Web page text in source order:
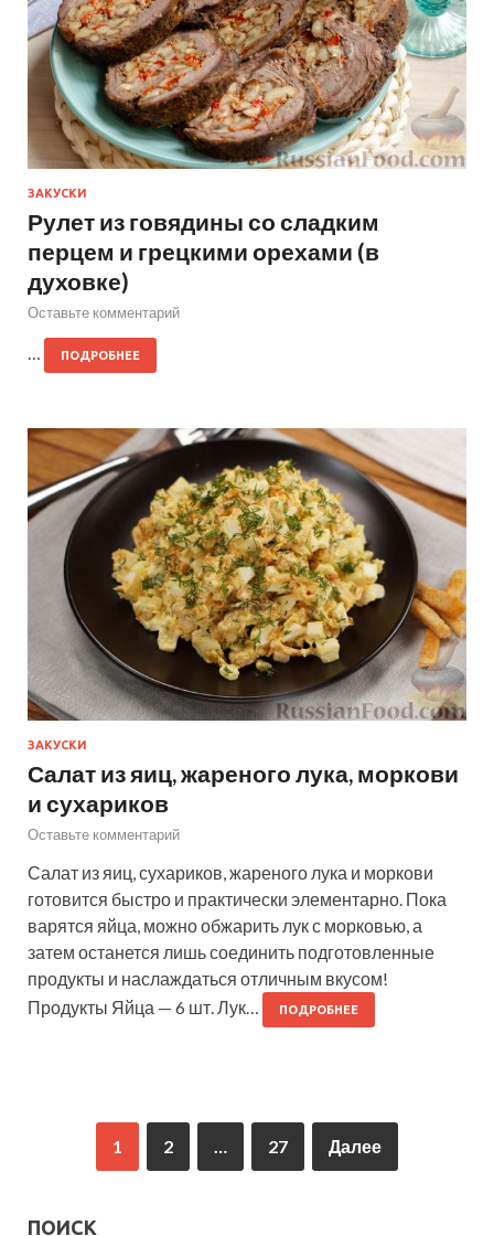
ЗАКУСКИ
Рулет из говядины со сладким
перцем и грецкими орехами (в
духовке)
Оставьте комментарий
ПОДРОБНЕЕ
ЗАКУСКИ
Салат из яиц, жареного лука, моркови
и сухариков
Оставьте комментарий
Салат из яиц, сухариков, жареного лука и моркови
готовится быстро и практически элементарно. Пока
варятся яйца, можно обжарить лук с морковью, а
затем останется лишь соединить подготовленные
продукты и наслаждаться отличным вкусом!
Продукты Яйца — 6 шт. Лук…
ПОДРОБНЕЕ
1 2 … 27 Далее
ПОИСК